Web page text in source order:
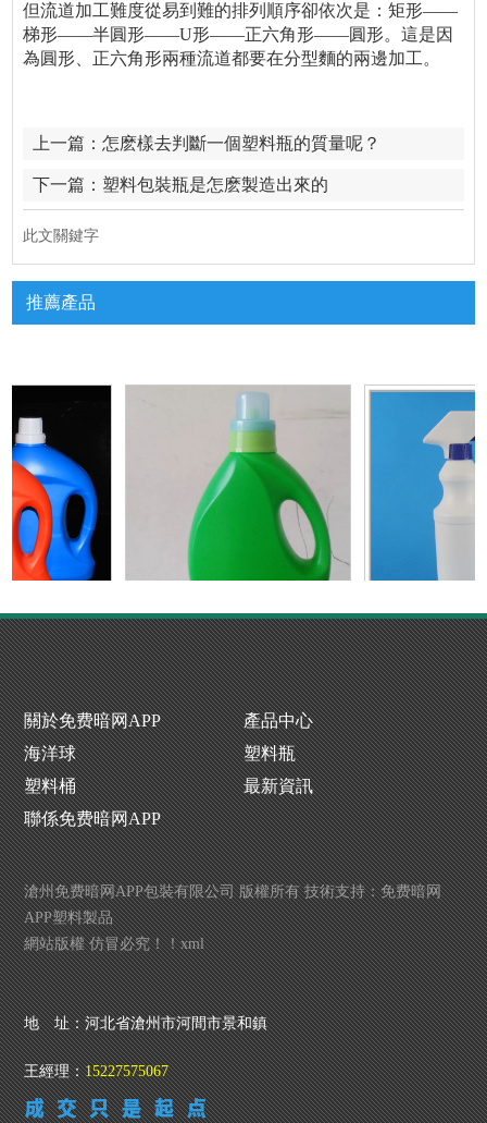
但流道加工難度從易到難的排列順序卻依次是：矩形——
梯形——半圓形——U形——正六角形——圓形。這是因
為圓形、正六角形兩種流道都要在分型麵的兩邊加工。
上一篇：怎麽樣去判斷一個塑料瓶的質量呢？
下一篇： 塑料包裝瓶是怎麽製造出來的
此文關鍵字
推薦產品
载生產廠家 洗衣液瓶生產廠 噴霧瓶廠
载生產廠家 洗衣液瓶生產廠 噴霧瓶廠
關於免费暗网APP
產品中心
海洋球
塑料瓶
塑料桶
最新資訊
聯係免费暗网APP
滄州免费暗网APP包裝有限公司 版權所有 技術支持：免费暗网
APP塑料製品
網站版權 仿冒必究！！xml
地 址：河北省滄州市河間市景和鎮
王經理：15227575067